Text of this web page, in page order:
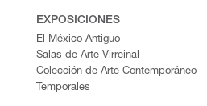
EXPOSICIONES
El México Antiguo
Salas de Arte Virreinal
Colección de Arte Contemporáneo
Temporales